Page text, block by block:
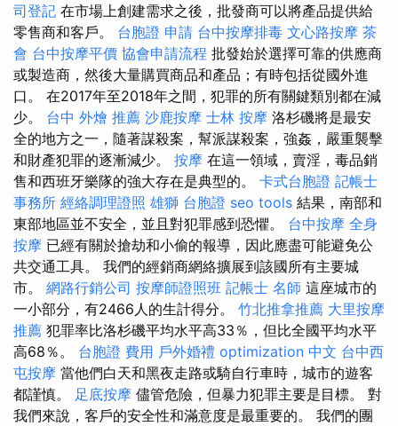
司登記 在市場上創建需求之後，批發商可以將產品提供給
零售商和客戶。 台胞證 申請 台中按摩排毒 文心路按摩 茶
會 台中按摩平價 協會申請流程 批發始於選擇可靠的供應商
或製造商，然後大量購買商品和產品；有時包括從國外進
口。 在2017年至2018年之間，犯罪的所有關鍵類別都在減
少。 台中 外燴 推薦 沙鹿按摩 士林 按摩 洛杉磯將是最安
全的地方之一，隨著謀殺案，幫派謀殺案，強姦，嚴重襲擊
和財產犯罪的逐漸減少。 按摩 在這一領域，賣淫，毒品銷
售和西班牙樂隊的強大存在是典型的。 卡式台胞證 記帳士
事務所 經絡調理證照 雄獅 台胞證 seo tools 結果，南部和
東部地區並不安全，並且對犯罪感到恐懼。 台中按摩 全身
按摩 已經有關於搶劫和小偷的報導，因此應盡可能避免公
共交通工具。 我們的經銷商網絡擴展到該國所有主要城
市。 網路行銷公司 按摩師證照班 記帳士 名師 這座城市的
一小部分，有2466人的生計得分。 竹北推拿推薦 大里按摩
推薦 犯罪率比洛杉磯平均水平高33％，但比全國平均水平
高68％。 台胞證 費用 戶外婚禮 optimization 中文 台中西
屯按摩 當他們白天和黑夜走路或騎自行車時，城市的遊客
都謹慎。 足底按摩 儘管危險，但暴力犯罪主要是目標。 對
我們來說，客戶的安全性和滿意度是最重要的。 我們的團